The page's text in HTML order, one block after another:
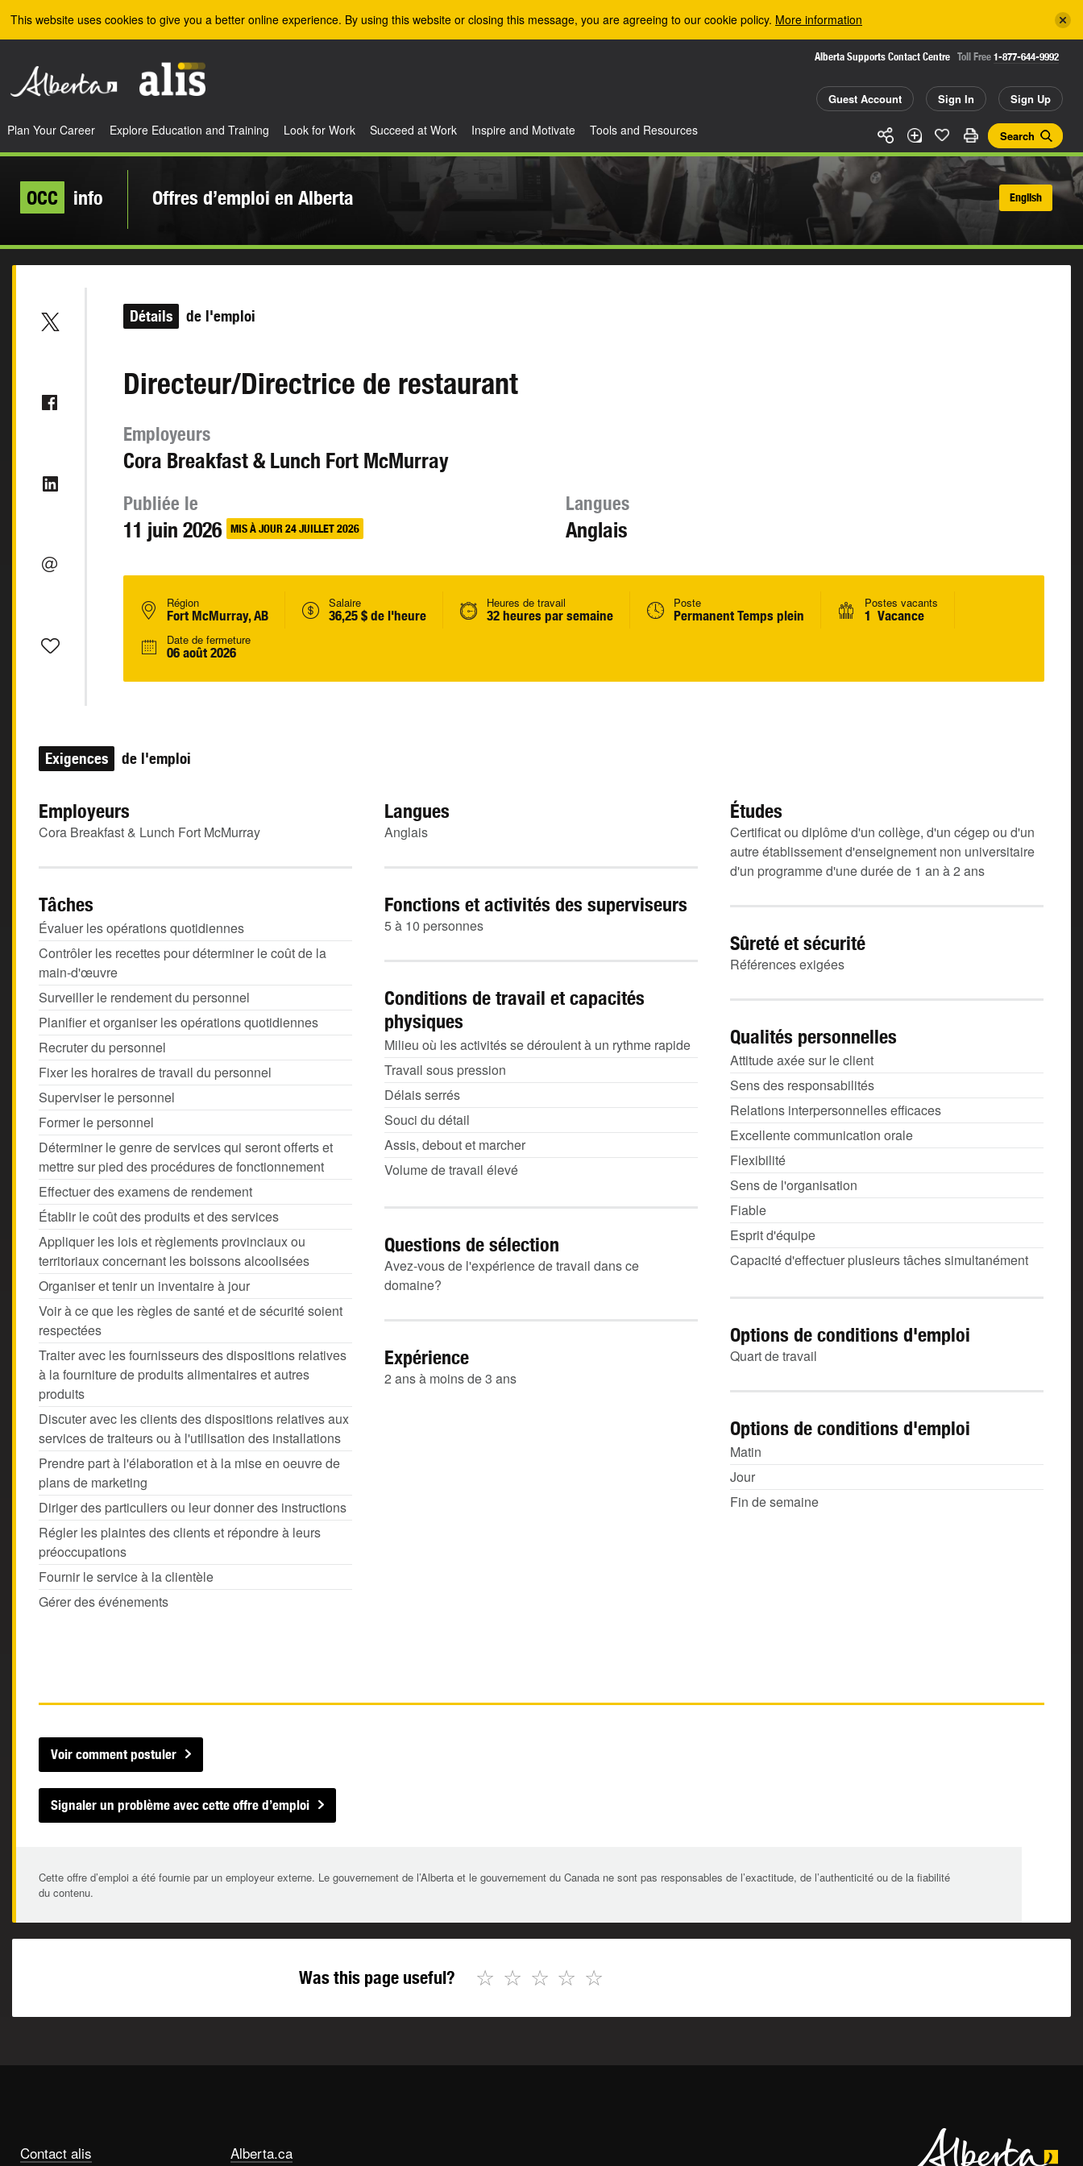
This website uses cookies to give you a better online experience. By using this website or closing this message, you are agreeing to our cookie policy. More information
Alberta Supports Contact Centre Toll Free 1-877-644-9992
Guest Account Sign In Sign Up
Search
Plan Your Career Explore Education and Training Look for Work Succeed at Work Inspire and Motivate Tools and Resources
OCC info Offres d’emploi en Alberta English
Détails de l'emploi
Directeur/Directrice de restaurant
Employeurs
Cora Breakfast & Lunch Fort McMurray
Publiée le
11 juin 2026 MIS À JOUR 24 JUILLET 2026
Langues
Anglais
Région
Fort McMurray, AB
Salaire
36,25 $ de l'heure
Heures de travail
32 heures par semaine
Poste
Permanent Temps plein
Postes vacants
1 Vacance
Date de fermeture
06 août 2026
Exigences de l'emploi
Employeurs
Cora Breakfast & Lunch Fort McMurray
Langues
Anglais
Études
Certificat ou diplôme d'un collège, d'un cégep ou d'un
autre établissement d'enseignement non universitaire
d'un programme d'une durée de 1 an à 2 ans
Tâches
Évaluer les opérations quotidiennes
Contrôler les recettes pour déterminer le coût de la
main-d'œuvre
Surveiller le rendement du personnel
Planifier et organiser les opérations quotidiennes
Recruter du personnel
Fixer les horaires de travail du personnel
Superviser le personnel
Former le personnel
Déterminer le genre de services qui seront offerts et
mettre sur pied des procédures de fonctionnement
Effectuer des examens de rendement
Établir le coût des produits et des services
Appliquer les lois et règlements provinciaux ou
territoriaux concernant les boissons alcoolisées
Organiser et tenir un inventaire à jour
Voir à ce que les règles de santé et de sécurité soient
respectées
Traiter avec les fournisseurs des dispositions relatives
à la fourniture de produits alimentaires et autres
produits
Discuter avec les clients des dispositions relatives aux
services de traiteurs ou à l'utilisation des installations
Prendre part à l'élaboration et à la mise en oeuvre de
plans de marketing
Diriger des particuliers ou leur donner des instructions
Régler les plaintes des clients et répondre à leurs
préoccupations
Fournir le service à la clientèle
Gérer des événements
Fonctions et activités des superviseurs
5 à 10 personnes
Sûreté et sécurité
Références exigées
Conditions de travail et capacités
physiques
Milieu où les activités se déroulent à un rythme rapide
Travail sous pression
Délais serrés
Souci du détail
Assis, debout et marcher
Volume de travail élevé
Qualités personnelles
Attitude axée sur le client
Sens des responsabilités
Relations interpersonnelles efficaces
Excellente communication orale
Flexibilité
Sens de l'organisation
Fiable
Esprit d'équipe
Capacité d'effectuer plusieurs tâches simultanément
Questions de sélection
Avez-vous de l'expérience de travail dans ce
domaine?
Options de conditions d'emploi
Quart de travail
Expérience
2 ans à moins de 3 ans
Options de conditions d'emploi
Matin
Jour
Fin de semaine
Voir comment postuler
Signaler un problème avec cette offre d’emploi
Cette offre d’emploi a été fournie par un employeur externe. Le gouvernement de l’Alberta et le gouvernement du Canada ne sont pas responsables de l’exactitude, de l’authenticité ou de la fiabilité
du contenu.
Was this page useful? ☆
☆
☆
☆
☆
Contact alis Alberta.ca